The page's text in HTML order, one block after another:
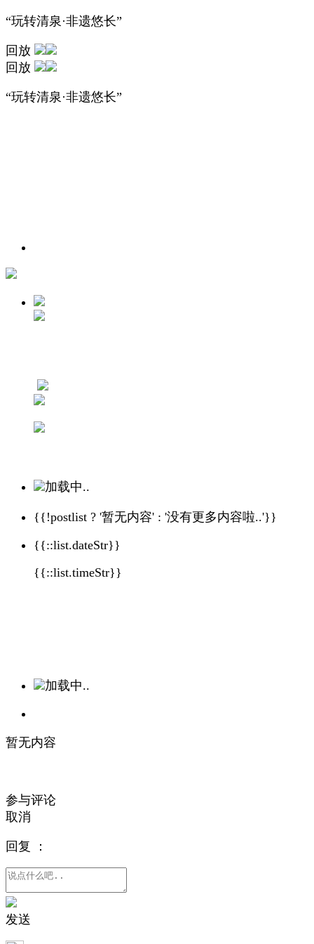
“玩转清泉·非遗悠长”
回放
回放
“玩转清泉·非遗悠长”
加载中..
{{!postlist ? '暂无内容' : '没有更多内容啦..'}}
{{::list.dateStr}}
{{::list.timeStr}}
加载中..
暂无内容
参与评论
取消
回复 ：
发送